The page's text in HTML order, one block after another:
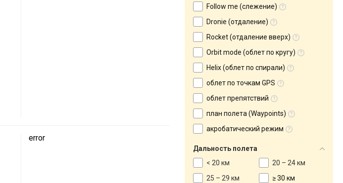
error
Follow me (слежение)
Dronie (отдаление)
Rocket (отдаление вверх)
Orbit mode (облет по кругу)
Helix (облет по спирали)
облет по точкам GPS
облет препятствий
план полета (Waypoints)
акробатический режим
Дальность полета
< 20 км
20 – 24 км
25 – 29 км
≥ 30 км